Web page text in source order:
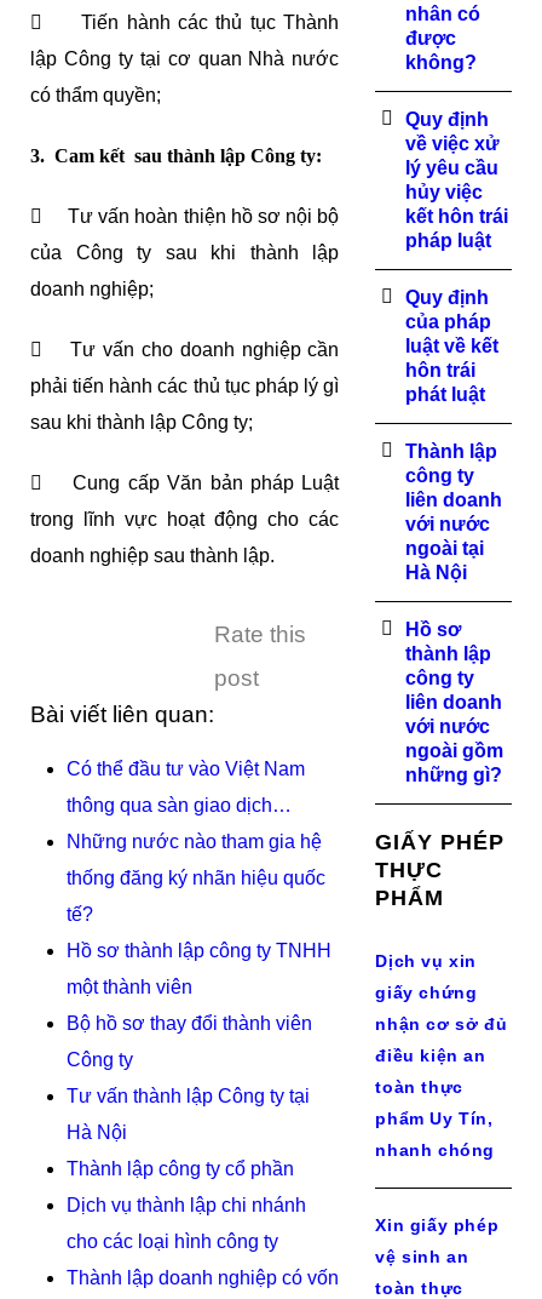
 Tiến hành các thủ tục Thành
lập Công ty tại cơ quan Nhà nước
có thẩm quyền;
3. Cam kết sau thành lập Công ty:
 Tư vấn hoàn thiện hồ sơ nội bộ
của Công ty sau khi thành lập
doanh nghiệp;
 Tư vấn cho doanh nghiệp cần
phải tiến hành các thủ tục pháp lý gì
sau khi thành lập Công ty;
 Cung cấp Văn bản pháp Luật
trong lĩnh vực hoạt động cho các
doanh nghiệp sau thành lập.
Rate this
post
Bài viết liên quan:
Có thể đầu tư vào Việt Nam
thông qua sàn giao dịch…
Những nước nào tham gia hệ
thống đăng ký nhãn hiệu quốc
tế?
Hồ sơ thành lập công ty TNHH
một thành viên
Bộ hồ sơ thay đổi thành viên
Công ty
Tư vấn thành lập Công ty tại
Hà Nội
Thành lập công ty cổ phần
Dịch vụ thành lập chi nhánh
cho các loại hình công ty
Thành lập doanh nghiệp có vốn
nhân có
được
không?
Quy định
về việc xử
lý yêu cầu
hủy việc
kết hôn trái
pháp luật
Quy định
của pháp
luật về kết
hôn trái
phát luật
Thành lập
công ty
liên doanh
với nước
ngoài tại
Hà Nội
Hồ sơ
thành lập
công ty
liên doanh
với nước
ngoài gồm
những gì?
GIẤY PHÉP
THỰC
PHẨM
Dịch vụ xin
giấy chứng
nhận cơ sở đủ
điều kiện an
toàn thực
phẩm Uy Tín,
nhanh chóng
Xin giấy phép
vệ sinh an
toàn thực